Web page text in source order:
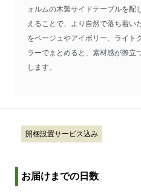
ォルムの木製サイドテーブルを配
えることで、より自然で落ち着い
をベージュやアイボリー、ライト
ラーでまとめると、素材感が際立
します。
開梱設置サービス込み
お届けまでの日数